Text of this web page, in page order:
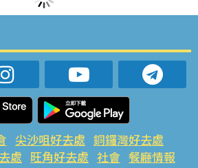
尖沙咀好去處 銅鑼灣好去處
處 旺角好去處 社會 餐廳情報